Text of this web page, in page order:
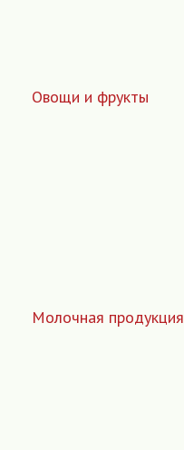
Овощи и фрукты
Молочная продукция